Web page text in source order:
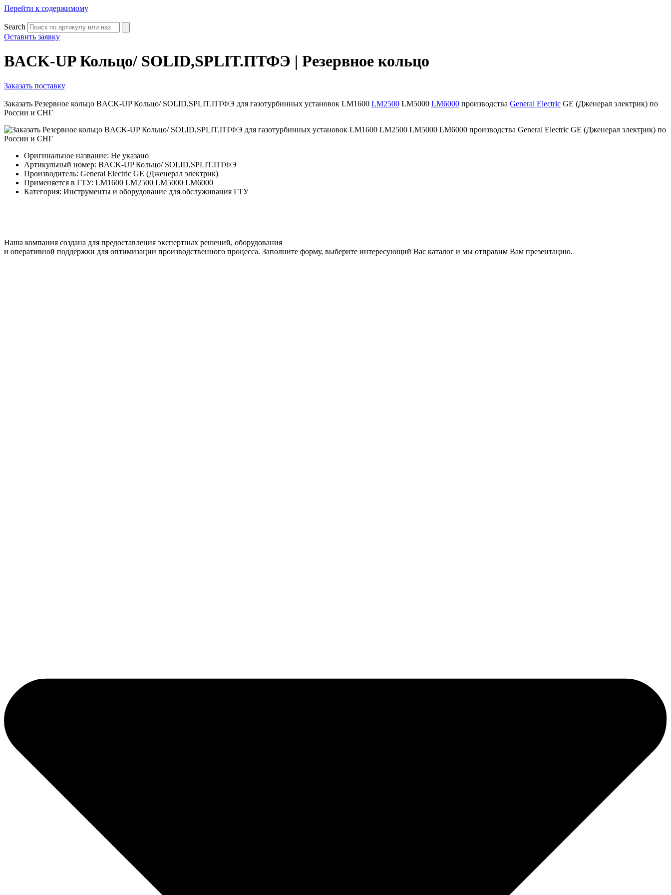
Перейти к содержимому
Search
Оставить заявку
BACK-UP Кольцо/ SOLID,SPLIT.ПТФЭ | Резервное кольцо
Заказать поставку
Заказать Резервное кольцо BACK-UP Кольцо/ SOLID,SPLIT.ПТФЭ для газотурбинных установок LM1600 LM2500 LM5000 LM6000 производства General Electric GE (Дженерал электрик) по
России и СНГ
Оригинальное название: Не указано
Артикульный номер: BACK-UP Кольцо/ SOLID,SPLIT.ПТФЭ
Производитель: General Electric GE (Дженерал электрик)
Применяется в ГТУ: LM1600 LM2500 LM5000 LM6000
Категория: Инструменты и оборудование для обслуживания ГТУ
Наша компания создана для предоставления экспертных решений, оборудования
и оперативной поддержки для оптимизации производственного процесса. Заполните форму, выберите интересующий Вас каталог и мы отправим Вам презентацию.